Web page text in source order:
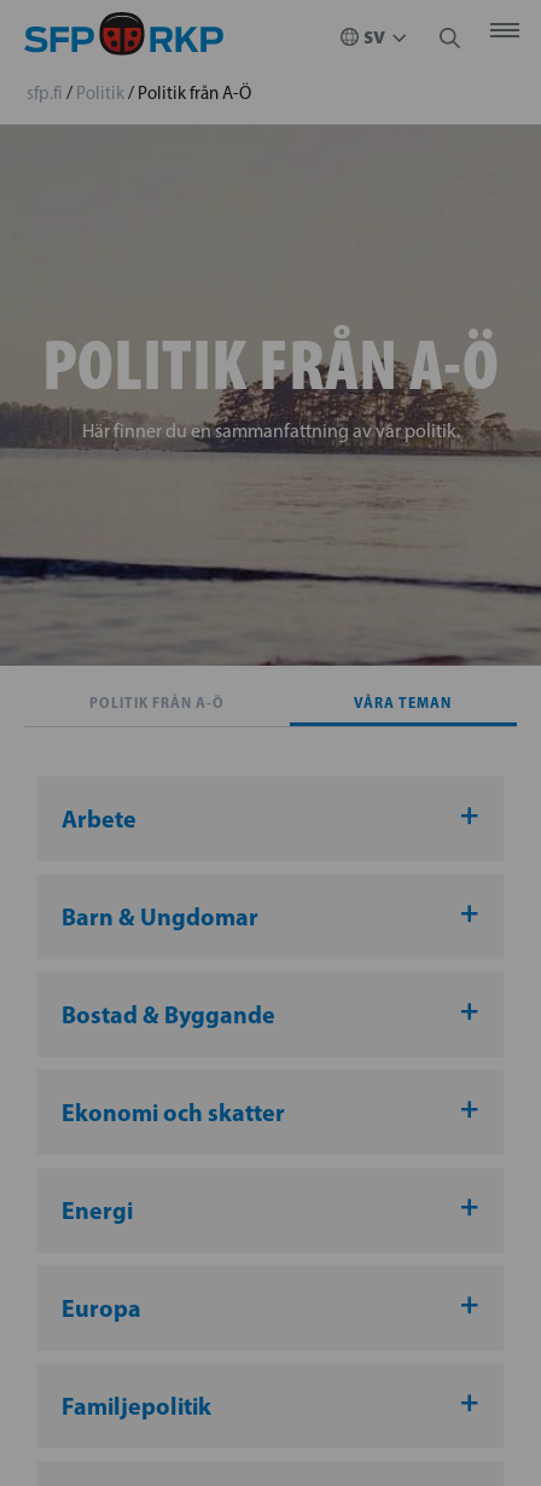
sfp.fi / Politik/ Politik från A-Ö
POLITIK FRÅN A-Ö
Här finner du en sammanfattning av vår politik.
POLITIK FRÅN A-Ö VÅRA TEMAN
Arbete
Barn & Ungdomar
Bostad & Byggande
Ekonomi och skatter
Energi
Europa
Familjepolitik